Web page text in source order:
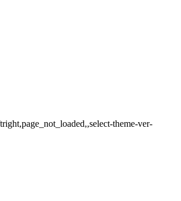
theme-ver-